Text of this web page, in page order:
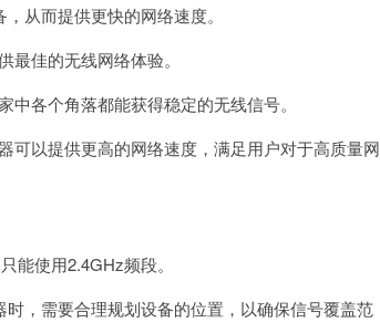
从而提供更快的网络速度。
佳的无线网络体验。
各个角落都能获得稳定的无线信号。
以提供更高的网络速度，满足用户对于高质量网
使用2.4GHz频段。
，需要合理规划设备的位置，以确保信号覆盖范